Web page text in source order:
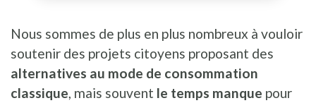
Nous sommes de plus en plus nombreux à vouloir
soutenir des projets citoyens proposant des
alternatives au mode de consommation
classique, mais souvent le temps manque pour